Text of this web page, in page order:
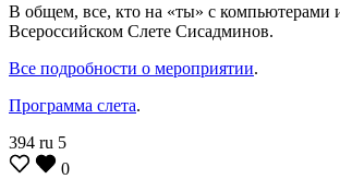
В общем, все, кто на «ты» с компьютерами
Всероссийском Слете Сисадминов.
Все подробности о мероприятии.
Программа слета.
394 ru 5
0